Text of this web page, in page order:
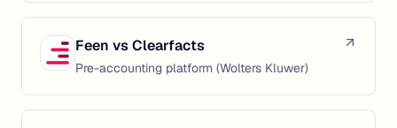
Feen vsClearfacts
Pre-accounting platform (Wolters Kluwer)